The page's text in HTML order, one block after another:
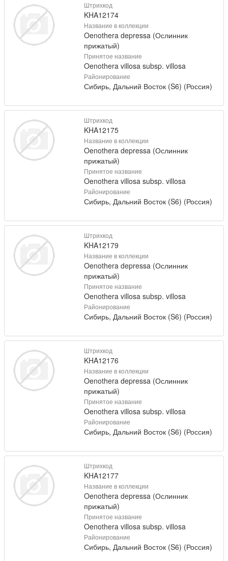
Штрихкод
KHA12174
Название в коллекции
Oenothera depressa (Ослинник
прижатый)
Принятое название
Oenothera villosa subsp. villosa
Районирование
Сибирь, Дальний Восток (S6) (Россия)
Штрихкод
KHA12175
Название в коллекции
Oenothera depressa (Ослинник
прижатый)
Принятое название
Oenothera villosa subsp. villosa
Районирование
Сибирь, Дальний Восток (S6) (Россия)
Штрихкод
KHA12179
Название в коллекции
Oenothera depressa (Ослинник
прижатый)
Принятое название
Oenothera villosa subsp. villosa
Районирование
Сибирь, Дальний Восток (S6) (Россия)
Штрихкод
KHA12176
Название в коллекции
Oenothera depressa (Ослинник
прижатый)
Принятое название
Oenothera villosa subsp. villosa
Районирование
Сибирь, Дальний Восток (S6) (Россия)
Штрихкод
KHA12177
Название в коллекции
Oenothera depressa (Ослинник
прижатый)
Принятое название
Oenothera villosa subsp. villosa
Районирование
Сибирь, Дальний Восток (S6) (Россия)